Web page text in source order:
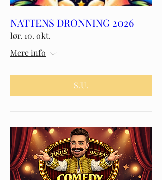
NATTENS DRONNING 2026
lør. 10. okt.
Mere info
S.U.